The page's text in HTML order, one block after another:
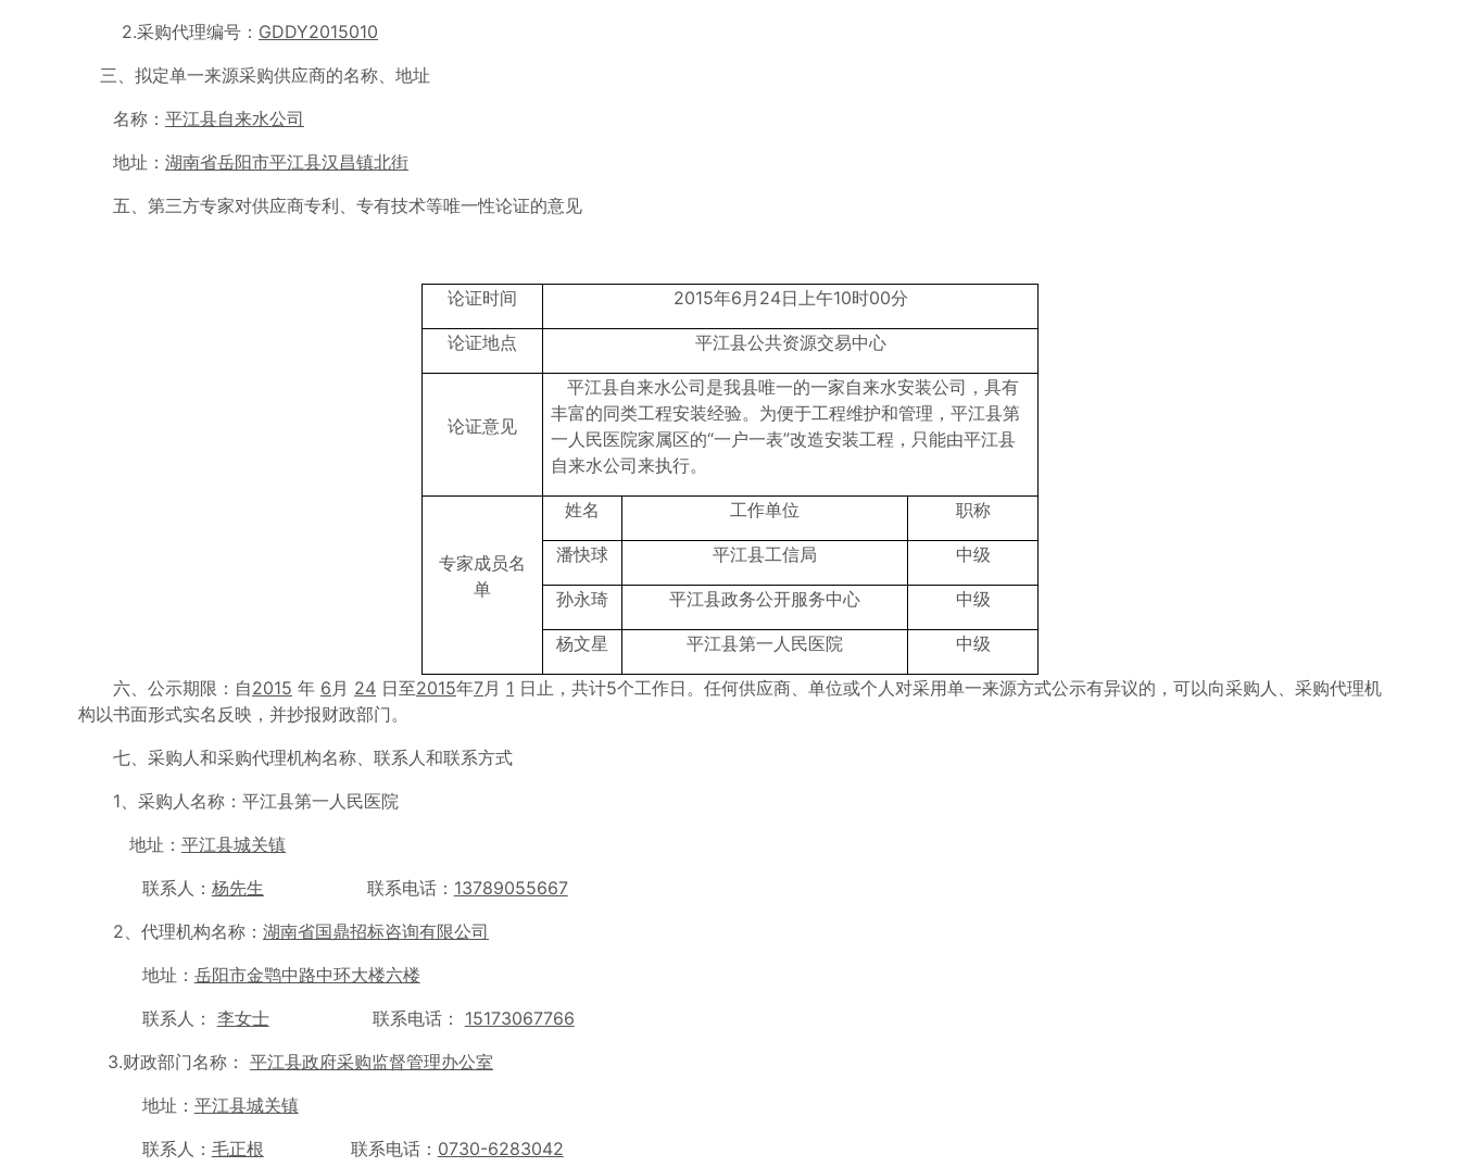
2.采购代理编号： GDDY2015010
三、拟定单一来源采购供应商的名称、地址
名称： 平江县自来水公司
地址： 湖南省岳阳市平江县汉昌镇北街
五、第三方专家对供应商专利、专有技术等唯一性论证的意见
论证时间 2015年6月24日上午10时00分
论证地点 平江县公共资源交易中心
论证意见
平江县自来水公司是我县唯一的一家自来水安装公司，具有
丰富的同类工程安装经验。为便于工程维护和管理，平江县第
一人民医院家属区的“一户一表”改造安装工程，只能由平江县
自来水公司来执行。
专家成员名
单
姓名 工作单位 职称
潘快球 平江县工信局 中级
孙永琦 平江县政务公开服务中心 中级
杨文星 平江县第一人民医院 中级
六、公示期限：自2015 年 6 月 24 日至2015年7月 1 日止，共计5个工作日。任何供应商、单位或个人对采用单一来源方式公示有异议的，可以向采购人、采购代理机
构以书面形式实名反映，并抄报财政部门。
七、采购人和采购代理机构名称、联系人和联系方式
1、采购人名称：平江县第一人民医院
地址： 平江县城关镇
联系人： 杨先生 联系电话： 13789055667
2、代理机构名称： 湖南省国鼎招标咨询有限公司
地址： 岳阳市金鹗中路中环大楼六楼
联系人： 李女士联系电话： 15173067766
3.财政部门名称： 平江县政府采购监督管理办公室
地址： 平江县城关镇
联系人： 毛正根 联系电话： 0730-6283042